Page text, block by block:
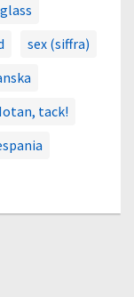
glass
sex (siffra)
tack!